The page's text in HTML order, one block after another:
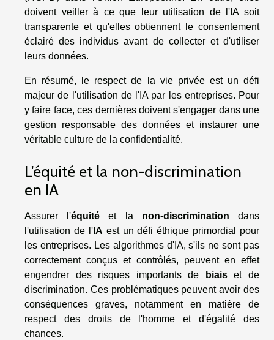
doivent veiller à ce que leur utilisation de l'IA soit
transparente et qu'elles obtiennent le consentement
éclairé des individus avant de collecter et d'utiliser
leurs données.
En résumé, le respect de la vie privée est un défi
majeur de l'utilisation de l'IA par les entreprises. Pour
y faire face, ces dernières doivent s'engager dans une
gestion responsable des données et instaurer une
véritable culture de la confidentialité.
L'équité et la non-discrimination
en IA
Assurer l'équité et la non-discrimination dans
l'utilisation de l'IA est un défi éthique primordial pour
les entreprises. Les algorithmes d'IA, s'ils ne sont pas
correctement conçus et contrôlés, peuvent en effet
engendrer des risques importants de
biaiset de
discrimination. Ces problématiques peuvent avoir des
conséquences graves, notamment en matière de
respect des droits de l'homme et d'égalité des
chances.